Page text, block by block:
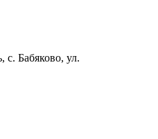
с. Бабяково, ул.